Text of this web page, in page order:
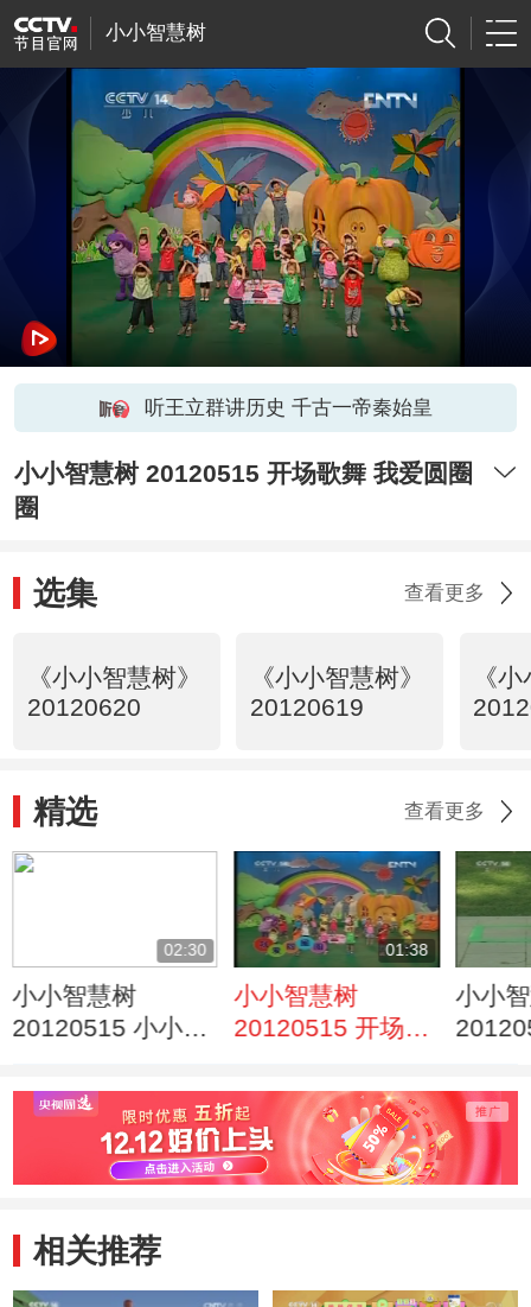
小小智慧树
听王立群讲历史 千古一帝秦始皇
小小智慧树 20120515 开场歌舞 我爱圆圈
圈
选集 查看更多
《小小智慧树》
20120620
《小小智慧树》
20120619
《
精选 查看更多
02:30
小小智慧树
20120515 小小幼
01:38
小小智慧树
20120515 开场歌
小小
相关推荐